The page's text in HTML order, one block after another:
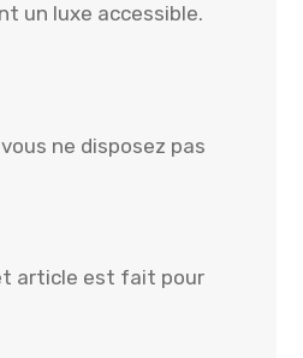
un luxe accessible.
ne disposez pas
article est fait pour